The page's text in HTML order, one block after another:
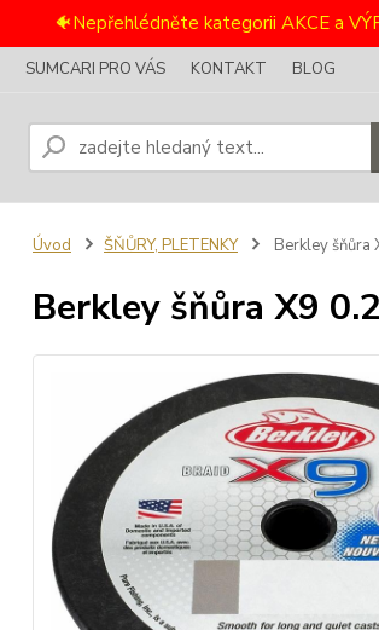
🐠Nepřehlédněte kategorii AKCE a
SUMCARI PRO VÁS KONTAKT BLOG
Úvod ŠŇŮRY, PLETENKY Berkley šňůra
Berkley šňůra X9